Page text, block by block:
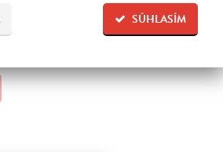
SÚHLASÍM
novú básnickú zbierku. Záznam o